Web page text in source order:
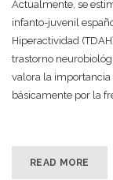
Actualmente, se
infanto-juvenil
Hiperactividad
trastorno
valora la importancia
básicamente por la
READ MORE